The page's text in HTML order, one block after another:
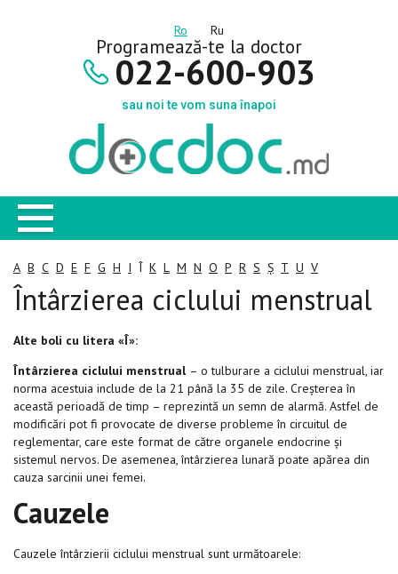
Ro Ru
Programează-te la doctor
022-600-903
sau noi te vom suna înapoi
A B C D E F G H I Î K L M N O P R S Ș T U V
Întârzierea ciclului menstrual
Alte boli cu litera «Î»:
Întârzierea ciclului menstrual – o tulburare a ciclului menstrual, iar
norma acestuia include de la 21 până la 35 de zile. Creșterea în
această perioadă de timp – reprezintă un semn de alarmă. Astfel de
modificări pot fi provocate de diverse probleme în circuitul de
reglementar, care este format de către organele endocrine și
sistemul nervos. De asemenea, întârzierea lunară poate apărea din
cauza sarcinii unei femei.
Cauzele
Cauzele întârzierii ciclului menstrual sunt următoarele: